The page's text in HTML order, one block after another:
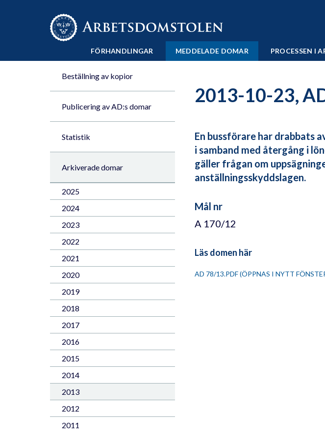
Till innehåll på sidan x
FÖRHANDLINGAR MEDDELADE DOMAR PROCESSEN I
Beställning av kopior
Publicering av AD:s domar
Statistik
Arkiverade domar
2025
2024
2023
2022
2021
2020
2019
2018
2017
2016
2015
2014
2013
2012
2011
2013-10-23,
En bussförare har drabbats
i samband med återgång i
gäller frågan om
anställningsskyddslagen.
Mål nr
A 170/12
Läs domen här
AD 78/13.PDF (ÖPPNAS I NYTT